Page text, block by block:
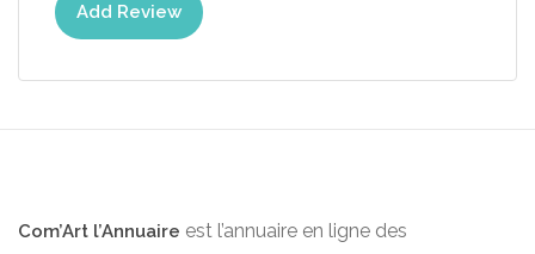
Add Review
Com’Art l’Annuaire est l’annuaire en ligne des